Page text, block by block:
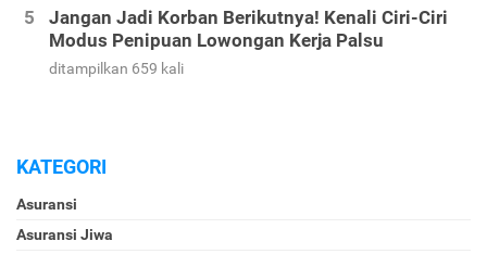
Jangan Jadi Korban Berikutnya! Kenali Ciri-Ciri
Modus Penipuan Lowongan Kerja Palsu
ditampilkan 659 kali
KATEGORI
Asuransi
Asuransi Jiwa